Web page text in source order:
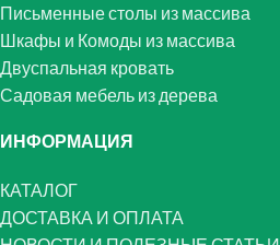
Письменные столы из массива
Шкафы и Комоды из массива
Двуспальная кровать
Садовая мебель из дерева
ИНФОРМАЦИЯ
КАТАЛОГ
ДОСТАВКА И ОПЛАТА